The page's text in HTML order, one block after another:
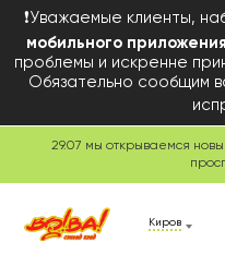
❗Уважаемые клиенты,
мобильного приложения
проблемы и искренне
Обязательно сообщим
29.07 мы открываемся
Киров